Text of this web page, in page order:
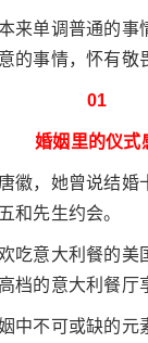
来单调普通的事
的事情，怀有敬
01
婚姻里的仪式
徽，她曾说结婚
和先生约会。
吃意大利餐的美
档的意大利餐厅
中不可或缺的元